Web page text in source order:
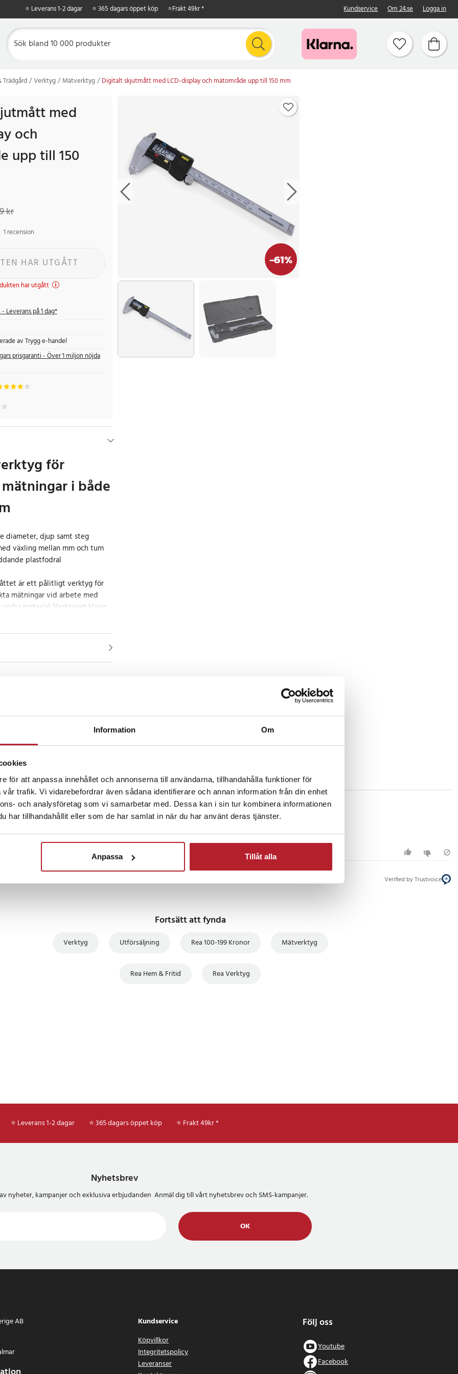
Information Om
för att anpassa innehållet och annonserna till användarna, tillhandahålla funktioner för
trafik. Vi vidarebefordrar även sådana identifierare och annan information från din enhet
och analysföretag som vi samarbetar med. Dessa kan i sin tur kombinera informationen
har tillhandahållit eller som de har samlat in när du har använt deras tjänster.
Anpassa Tillåt alla
⭐ Leverans 1-2 dagar ⭐ 365 dagars öppet köp ⭐Frakt 49kr * Kundservice Om 24.se Logga in
Trädgård Verktyg Mätverktyg Digitalt skjutmått med LCD-display och mätområde upp till 150 mm
-61%
med
och
upp till 150
kr
1 recension
HAR UTGÅTT
har utgått
- Leverans på 1 dag*
av Trygg e-handel
prisgaranti - Över 1 miljon nöjda
för
i både
diameter, djup samt steg
växling mellan mm och tum
plastfodral
är ett pålitligt verktyg för
mätningar vid arbete med
material. Verktyget klarar
yttre diameter, djup samt
Tack vare den digitala LCD-
och lättlästa resultat, med
millimeter och tum
tillverkning för att säkerställa
mm – perfekt för både
bruk.
förvara
skyddar skjutmåttet vid
så att det alltid är redo att
precision.
5☆
2☆
år sedan
okej! Leveransen var också snabb.
Verified by Trustvoice
Fortsätt att fynda
Verktyg Utförsäljning Rea 100-199 Kronor Mätverktyg
Rea Hem & Fritid Rea Verktyg
⭐ Leverans 1-2 dagar ⭐ 365 dagars öppet köp ⭐ Frakt 49kr *
Nyhetsbrev
nyheter, kampanjer och exklusiva erbjudanden Anmäl dig till vårt nyhetsbrev och SMS-kampanjer.
OK
AB
Kundservice
Köpvillkor
Integritetspolicy
Leveranser
Följ oss
Youtube
Facebook